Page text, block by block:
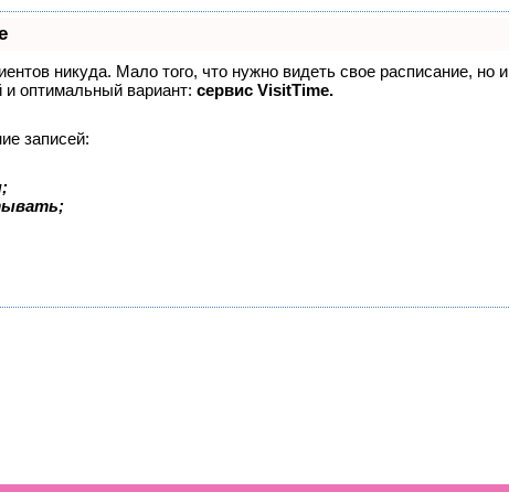
никуда. Мало того, что нужно видеть свое расписание, но и
оптимальный вариант: сервис VisitTime.
записей: